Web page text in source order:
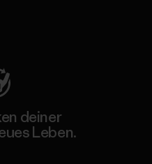
deiner
Leben.